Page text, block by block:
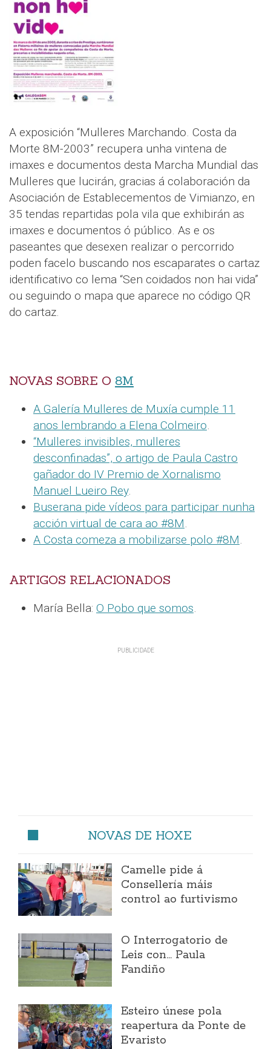
A exposición “Mulleres Marchando. Costa da
Morte 8M-2003” recupera unha vintena de
imaxes e documentos desta Marcha Mundial das
Mulleres que lucirán, gracias á colaboración da
Asociación de Establecementos de Vimianzo, en
35 tendas repartidas pola vila que exhibirán as
imaxes e documentos ó público. As e os
paseantes que desexen realizar o percorrido
poden facelo buscando nos escaparates o cartaz
identificativo co lema “Sen coidados non hai vida”
ou seguindo o mapa que aparece no código QR
do cartaz.
NOVAS SOBRE O 8M
A Galería Mulleres de Muxía cumple 11
anos lembrando a Elena Colmeiro.
“Mulleres invisibles, mulleres
desconfinadas”, o artigo de Paula Castro
gañador do IV Premio de Xornalismo
Manuel Lueiro Rey.
Buserana pide vídeos para participar nunha
acción virtual de cara ao #8M.
A Costa comeza a mobilizarse polo #8M.
ARTIGOS RELACIONADOS
María Bella: O Pobo que somos.
NOVAS DE HOXE
Camelle pide á
Consellería máis
control ao furtivismo
O Interrogatorio de
Leis con... Paula
Fandiño
Esteiro únese pola
reapertura da Ponte de
Evaristo